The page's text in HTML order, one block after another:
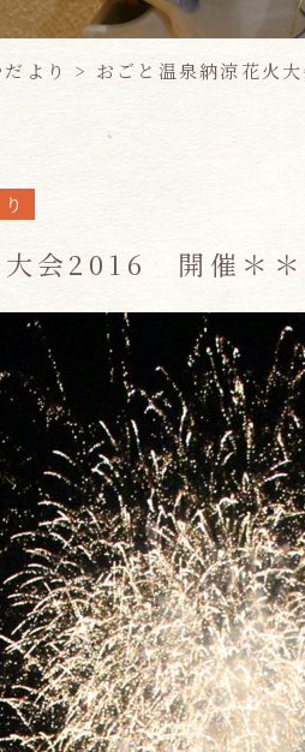
より > おごと温泉納涼花火
会2016 開催＊＊